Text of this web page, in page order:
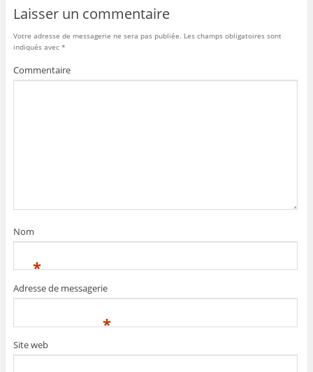
Laisser un commentaire
Votre adresse de messagerie ne sera pas publiée. Les champs obligatoires sont
indiqués avec *
Commentaire
Nom
*
Adresse de messagerie
*
Site web